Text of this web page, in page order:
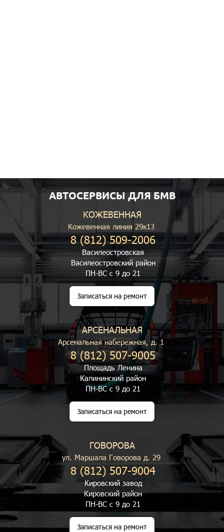
АВТОСЕРВИСЫ ДЛЯ БМВ
КОЖЕВЕННАЯ
Кожевенная линия 29к13
8 (812) 509-2006
Василеостровская
Василеостровский район
ПН-ВС с 9 до 21
Записаться на ремонт
АРСЕНАЛЬНАЯ
Арсенальная набережная, д. 1
8 (812) 507-9005
Площадь Ленина
Калининский район
ПН-ВС с 9 до 21
Записаться на ремонт
ГОВОРОВА
ул. Маршала Говорова д. 29
8 (812) 507-9004
Кировский завод
Кировский район
ПН-ВС с 9 до 21
Записаться на ремонт